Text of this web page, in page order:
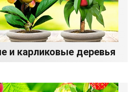
и карликовые деревья